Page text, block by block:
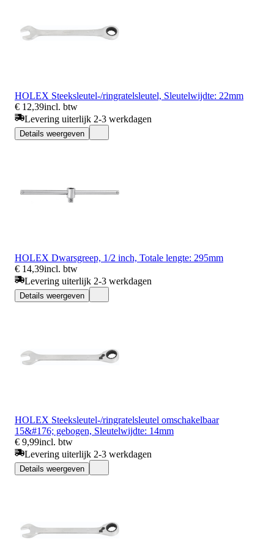
HOLEX Steeksleutel-/ringratelsleutel, Sleutelwijdte: 22mm
€ 12,39incl. btw
Levering uiterlijk 2-3 werkdagen
Details weergeven
HOLEX Dwarsgreep, 1/2 inch, Totale lengte: 295mm
€ 14,39incl. btw
Levering uiterlijk 2-3 werkdagen
Details weergeven
HOLEX Steeksleutel-/ringratelsleutel omschakelbaar
15&#176; gebogen, Sleutelwijdte: 14mm
€ 9,99incl. btw
Levering uiterlijk 2-3 werkdagen
Details weergeven